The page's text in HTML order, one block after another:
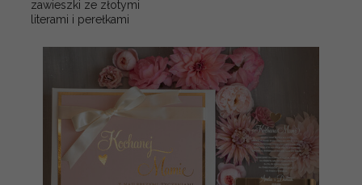
zawieszki ze złotymi
literami i perełkami